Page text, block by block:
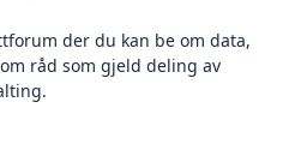
der du kan be om data,
råd som gjeld deling av